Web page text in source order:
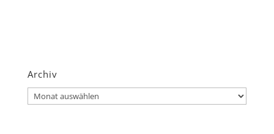
Archiv
Archiv